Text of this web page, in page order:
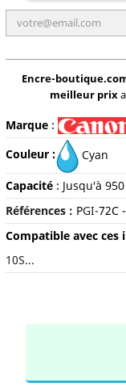
Encre-
meilleur prix
Marque:
Couleur :
Cyan
Capacité: Jusqu'à
Références : PGI-72C-
Compatible avec ces
10S...